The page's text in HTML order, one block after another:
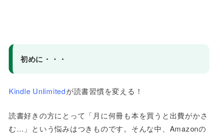
初めに・・・
Kindle Unlimitedが読書習慣を変える！
読書好きの方にとって「月に何冊も本を買うと出費がかさ
む… 」という悩みはつきものです。そんな中、 Amazonの